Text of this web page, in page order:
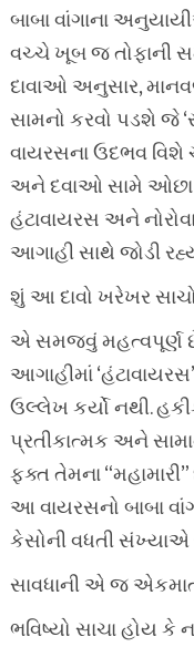
બાબા વાંગાના
વચ્ચે ખૂબ જ તોફાની
દાવાઓ અનુસાર,
સામનો કરવો પડશે
વાયરસના ઉદભવ
અને દવાઓ સામે ઓછા
હંટાવાયરસ અને
આગાહી સાથે જોડી
શું આ દાવો ખરેખર
એ સમજવું મહત્વપૂર્ણ
આગાહીમાં
ઉલ્લેખ કર્યો નથી.
પ્રતીકાત્મક અને
ફક્ત તેમના
આ વાયરસનો બાબા
કેસોની વધતી સંખ્યાએ
સાવધાની એ જ
ભવિષ્યો સાચા હોય